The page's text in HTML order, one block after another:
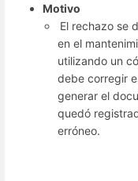
Motivo
El rechazo se
en el
utilizando un
debe corregir
generar el
quedó
erróneo.